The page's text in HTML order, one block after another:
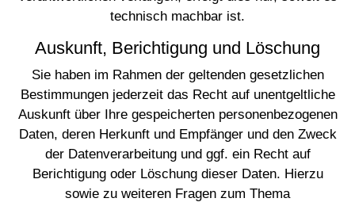
HOME
LEISTUNGEN
INSPIRATION
KONTAKT
technisch machbar ist.
Auskunft, Berichtigung und Löschung
Sie haben im Rahmen der geltenden gesetzlichen
Bestimmungen jederzeit das Recht auf unentgeltliche
Auskunft über Ihre gespeicherten personenbezogenen
Daten, deren Herkunft und Empfänger und den Zweck
der Datenverarbeitung und ggf. ein Recht auf
Berichtigung oder Löschung dieser Daten. Hierzu
sowie zu weiteren Fragen zum Thema